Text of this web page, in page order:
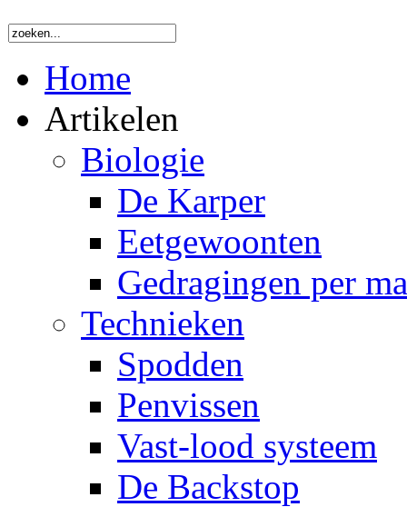
Home
Artikelen
Biologie
De Karper
Eetgewoonten
Gedragingen per
Technieken
Spodden
Penvissen
Vast-lood systeem
De Backstop